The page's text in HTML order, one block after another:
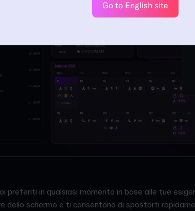
preferiti in qualsiasi momento in base alle tue
dello schermo e ti consentono di spostarti
Go to English site